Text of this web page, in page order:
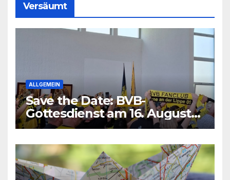
Versäumt
ALLGEMEIN
Save the Date: BVB-
Gottesdienst am 16. August
2026